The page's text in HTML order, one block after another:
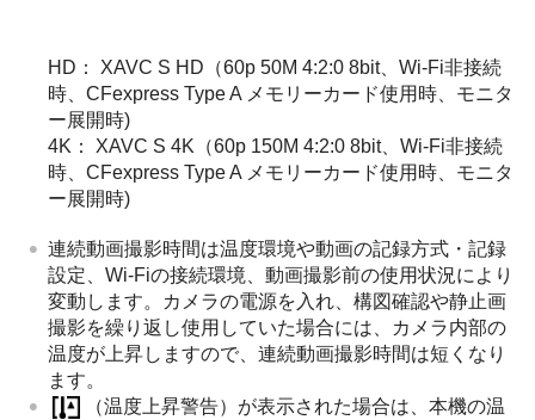
HD： XAVC S HD（60p 50M 4:2:0 8bit、Wi-Fi非接続
時、CFexpress Type A メモリーカード使用時、モニタ
ー展開時)
4K： XAVC S 4K（60p 150M 4:2:0 8bit、Wi-Fi非接続
時、CFexpress Type A メモリーカード使用時、モニタ
ー展開時)
連続動画撮影時間は温度環境や動画の記録方式・記録
設定、Wi-Fiの接続環境、動画撮影前の使用状況により
変動します。カメラの電源を入れ、構図確認や静止画
撮影を繰り返し使用していた場合には、カメラ内部の
温度が上昇しますので、連続動画撮影時間は短くなり
ます。
（温度上昇警告）が表示された場合は、本機の温